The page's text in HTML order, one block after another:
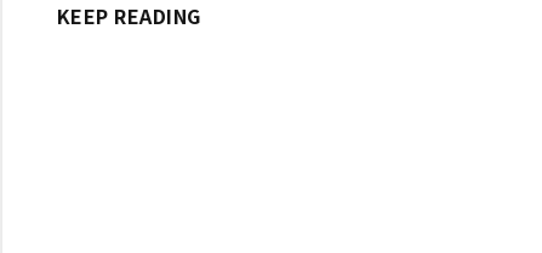
KEEP READING